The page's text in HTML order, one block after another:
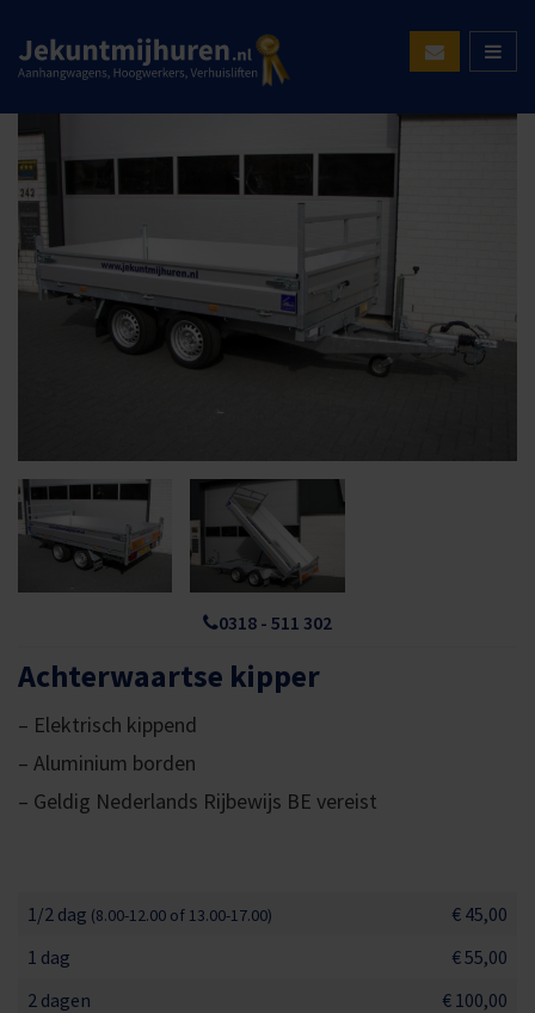
0318 - 511 302
Achterwaartse kipper
– Elektrisch kippend
– Aluminium borden
– Geldig Nederlands Rijbewijs BE vereist
1/2 dag (8.00-12.00 of 13.00-17.00)
€ 45,00
1 dag
€ 55,00
2 dagen
€ 100,00